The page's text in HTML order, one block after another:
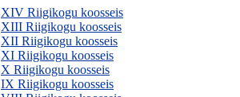
XIV Riigikogu koosseis
XIII Riigikogu koosseis
XII Riigikogu koosseis
XI Riigikogu koosseis
X Riigikogu koosseis
IX Riigikogu koosseis